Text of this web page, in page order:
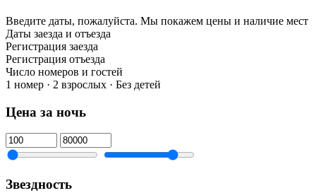
Введите даты, пожалуйста. Мы покажем цены и наличие мест
Даты заезда и отъезда
Регистрация заезда
Регистрация отъезда
Число номеров и гостей
1 номер · 2 взрослых · Без детей
Цена за ночь
Звездность